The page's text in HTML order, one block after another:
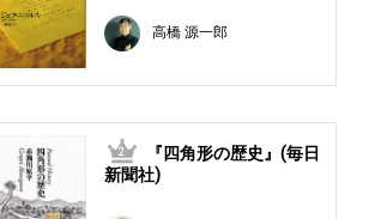
高橋 源一郎
2
『四角形の歴史』(毎日
新聞社)